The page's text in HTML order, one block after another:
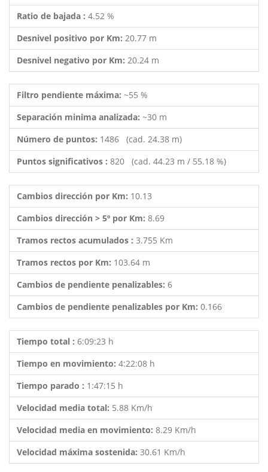
Ratio de bajada : 4.52 %
Desnivel positivo por Km: 20.77 m
Desnivel negativo por Km: 20.24 m
Filtro pendiente máxima: ~55 %
Separación minima analizada: ~30 m
Número de puntos: 1486 (cad. 24.38 m)
Puntos significativos : 820 (cad. 44.23 m / 55.18 %)
Cambios dirección por Km: 10.13
Cambios dirección > 5º por Km: 8.69
Tramos rectos acumulados : 3.755 Km
Tramos rectos por Km: 103.64 m
Cambios de pendiente penalizables: 6
Cambios de pendiente penalizables por Km: 0.166
Tiempo total : 6:09:23 h
Tiempo en movimiento: 4:22:08 h
Tiempo parado : 1:47:15 h
Velocidad media total: 5.88 Km/h
Velocidad media en movimiento: 8.29 Km/h
Velocidad máxima sostenida: 30.61 Km/h